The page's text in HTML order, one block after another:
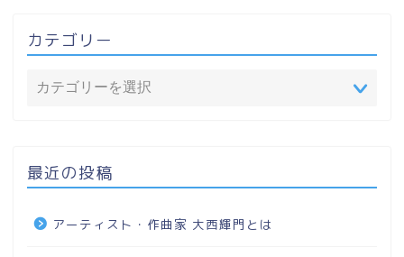
カテゴリー
最近の投稿
アーティスト・作曲家 大西輝門とは